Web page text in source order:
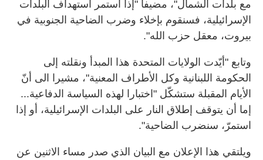
مع بلدات الشمال"، مضيفا "إذا استمر استهداف البلدات
الإسرائيلية، فسنقوم بإخلاء وضرب الضاحية الجنوبية في
بيروت، معقل حزب الله".
وتابع "أيّدت الولايات المتحدة هذا المبدأ ونقلته إلى
الحكومة اللبنانية وكل الأطراف المعنية"، مشيرا الى أنّ
الأيام المقبلة ستشكّل "اختبارا لهذه السياسة الدفاعية...
إما أن يتوقف إطلاق النار على البلدات الإسرائيلية، أو إذا
استمرّ، سنضرب الضاحية".
ويلتقي هذا الإعلان مع البيان الذي صدر مساء الاثنين عن